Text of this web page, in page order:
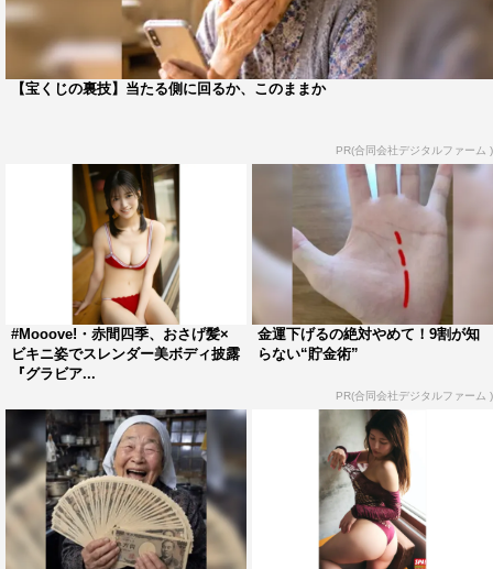
【宝くじの裏技】当たる側に回るか、このままか
PR(合同会社デジタルファーム )
#Mooove!・赤間四季、おさげ髪×
ビキニ姿でスレンダー美ボディ披露
『グラビア...
金運下げるの絶対やめて！9割が知
らない“貯金術”
PR(合同会社デジタルファーム )